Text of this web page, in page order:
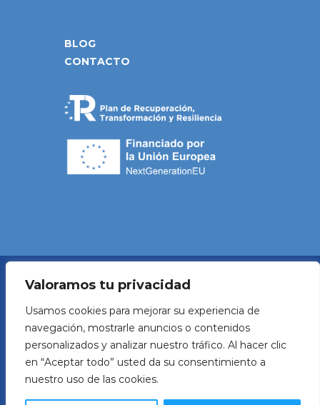
Valoramos tu privacidad
Usamos cookies para mejorar su experiencia de
navegación, mostrarle anuncios o contenidos
personalizados y analizar nuestro tráfico. Al hacer clic
en “Aceptar todo” usted da su consentimiento a
nuestro uso de las cookies.
BLOG
CONTACTO
Política de Cookies